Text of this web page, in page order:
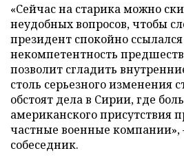
«Сейчас на старика можно
неудобных вопросов, чтобы
президент спокойно
некомпетентность
позволит сгладить
столь серьезного изменения
обстоят дела в Сирии, где
американского присутствия
частные военные компании»,
собеседник.